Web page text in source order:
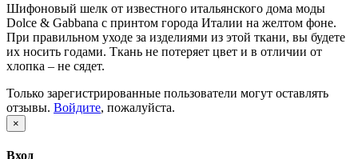
Шифоновый шелк от известного итальянского дома моды
Dolce & Gabbana с принтом города Италии на желтом фоне.
При правильном уходе за изделиями из этой ткани, вы будете
их носить годами. Ткань не потеряет цвет и в отличии от
хлопка – не сядет.
Только зарегистрированные пользователи могут оставлять
отзывы. Войдите, пожалуйста.
×
Вход